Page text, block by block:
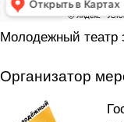
Молодежный театр
Организатор